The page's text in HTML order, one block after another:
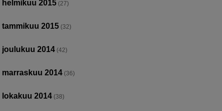
helmikuu 2015 (27)
tammikuu 2015 (32)
joulukuu 2014 (42)
marraskuu 2014 (36)
lokakuu 2014 (38)